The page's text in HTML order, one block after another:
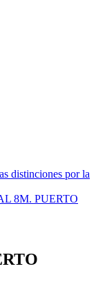
distinciones por la